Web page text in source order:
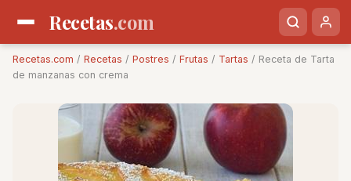
Recetas.com
Recetas.com / Recetas / Postres / Frutas / Tartas / Receta de Tarta
de manzanas con crema